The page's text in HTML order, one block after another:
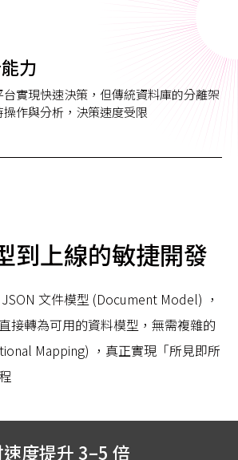
力
實現快速決策，但傳統資料庫的分離架
作與分析，決策速度受限
到上線的敏捷開發
文件模型 (Document Model) ，
接轉為可用的資料模型，無需複雜的
Mapping) ，真正實現「所見即所
度提升 3–5 倍